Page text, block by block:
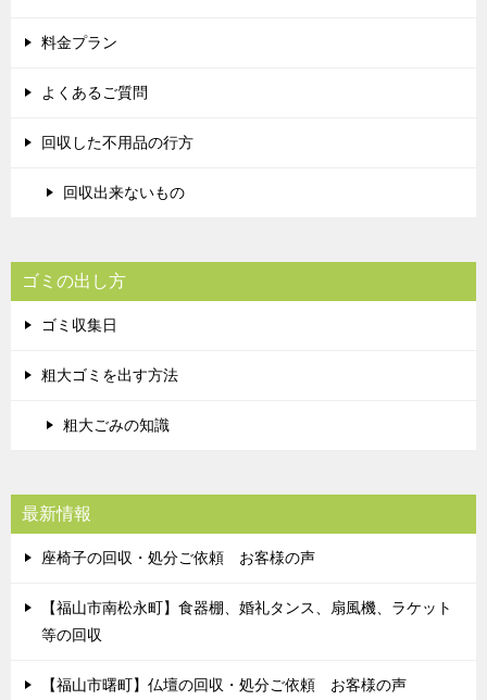
料金プラン
よくあるご質問
回収した不用品の行方
回収出来ないもの
ゴミの出し方
ゴミ収集日
粗大ゴミを出す方法
粗大ごみの知識
最新情報
座椅子の回収・処分ご依頼 お客様の声
【福山市南松永町】食器棚、婚礼タンス、扇風機、ラケット
等の回収
【福山市曙町】仏壇の回収・処分ご依頼 お客様の声